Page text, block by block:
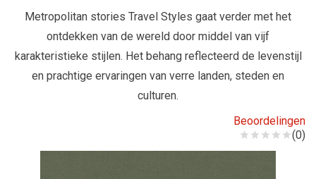
Metropolitan stories Travel Styles gaat verder met het
ontdekken van de wereld door middel van vijf
karakteristieke stijlen. Het behang reflecteerd de levenstijl
en prachtige ervaringen van verre landen, steden en
culturen.
Beoordelingen
(0)